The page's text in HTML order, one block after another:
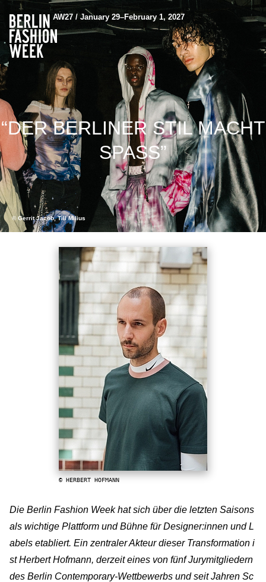
AW27 / January 29–February 1, 2027
“DER BERLINER STIL MACHT
SPASS”
© Gerrit Jacob, Till Milius
© HERBERT HOFMANN
Die Berlin Fashion Week hat sich über die letzten Saisons
als wichtige Plattform und Bühne für Designer:innen und L
abels etabliert. Ein zentraler Akteur dieser Transformation i
st Herbert Hofmann, derzeit eines von fünf Jurymitgliedern
des Berlin Contemporary-Wettbewerbs und seit Jahren Sc